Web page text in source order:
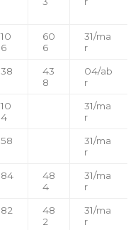
10
6
60
6
31/ma
r
38
43
8
04/ab
r
10
4
31/ma
r
58
31/ma
r
84
48
4
31/ma
r
82
48
2
31/ma
r